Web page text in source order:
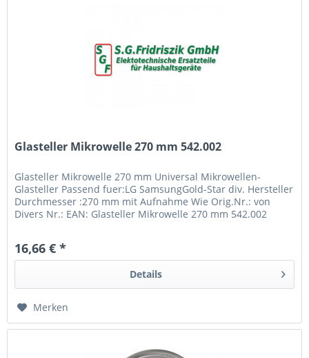
Glasteller Mikrowelle 270 mm 542.002
Glasteller Mikrowelle 270 mm Universal Mikrowellen-
Glasteller Passend fuer:LG SamsungGold-Star div. Hersteller
Durchmesser :270 mm mit Aufnahme Wie Orig.Nr.: von
Divers Nr.: EAN: Glasteller Mikrowelle 270 mm 542.002
16,66 € *
Details
Merken